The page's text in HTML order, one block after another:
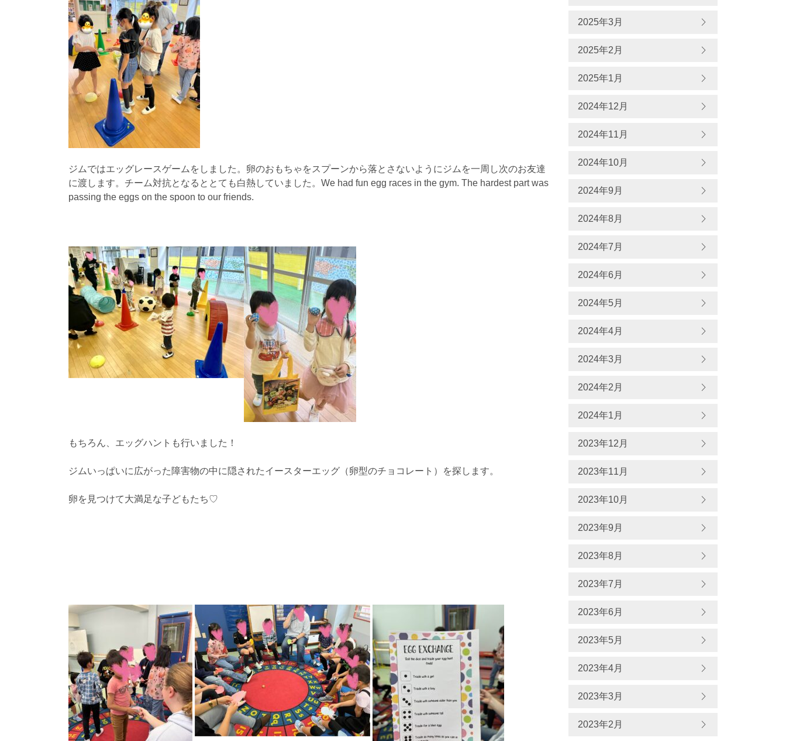
ジムではエッグレースゲームをしました。卵のおもちゃをスプーンから落とさないようにジムを一周し次のお友達
に渡します。チーム対抗となるととても白熱していました。We had fun egg races in the gym. The hardest part was
passing the eggs on the spoon to our friends.
もちろん、エッグハントも行いました！
ジムいっぱいに広がった障害物の中に隠されたイースターエッグ（卵型のチョコレート）を探します。
卵を見つけて大満足な子どもたち♡
2025年3月
2025年2月
2025年1月
2024年12月
2024年11月
2024年10月
2024年9月
2024年8月
2024年7月
2024年6月
2024年5月
2024年4月
2024年3月
2024年2月
2024年1月
2023年12月
2023年11月
2023年10月
2023年9月
2023年8月
2023年7月
2023年6月
2023年5月
2023年4月
2023年3月
2023年2月